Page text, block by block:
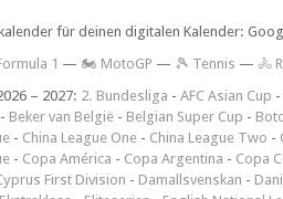
für deinen digitalen Kalender:
1 — 🏍 MotoGP — 🎾 Tennis — 🚴
– 2027: 2. Bundesliga - AFC Asian Cup -
- Beker van België - Belgian Super Cup -
- China League One - China League Two -
- Copa América - Copa Argentina - Copa
First Division - Damallsvenskan -